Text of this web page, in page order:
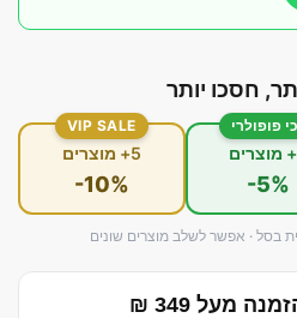
חסכו יותר
פופולרי
-5%
VIP SALE
5+ מוצרים
-10%
בסל · אפשר לשלב מוצרים שונים
מעל 349 ₪